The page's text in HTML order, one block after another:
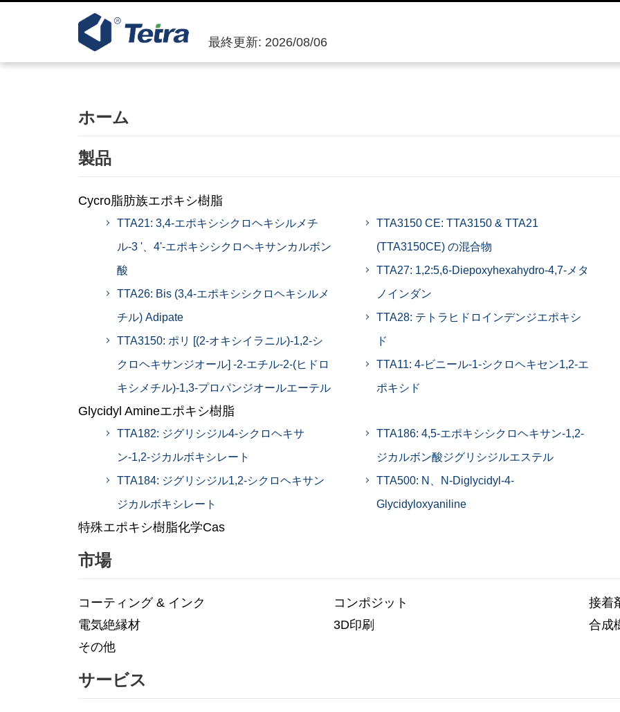
最終更新: 2026/08/06
ホーム
製品
Cycro脂肪族エポキシ樹脂
TTA21: 3,4-エポキシシクロヘキシルメチ
ル-3 '、4'-エポキシシクロヘキサンカルボン
酸
TTA26: Bis (3,4-エポキシシクロヘキシルメ
チル) Adipate
TTA3150: ポリ [(2-オキシイラニル)-1,2-シ
クロヘキサンジオール] -2-エチル-2-(ヒドロ
キシメチル)-1,3-プロパンジオールエーテル
TTA3150 CE: TTA3150 & TTA21
(TTA3150CE) の混合物
TTA27: 1,2:5,6-Diepoxyhexahydro-4,7-メタ
ノインダン
TTA28: テトラヒドロインデンジエポキシ
ド
TTA11: 4-ビニール-1-シクロヘキセン1,2-エ
ポキシド
Glycidyl Amineエポキシ樹脂
TTA182: ジグリシジル4-シクロヘキサ
ン-1,2-ジカルボキシレート
TTA184: ジグリシジル1,2-シクロヘキサン
ジカルボキシレート
TTA186: 4,5-エポキシシクロヘキサン-1,2-
ジカルボン酸ジグリシジルエステル
TTA500: N、N-Diglycidyl-4-
Glycidyloxyaniline
特殊エポキシ樹脂化学Cas
市場
コーティング & インク コンポジット
接着
電気絶縁材
3D印刷
合成
その他
サービス